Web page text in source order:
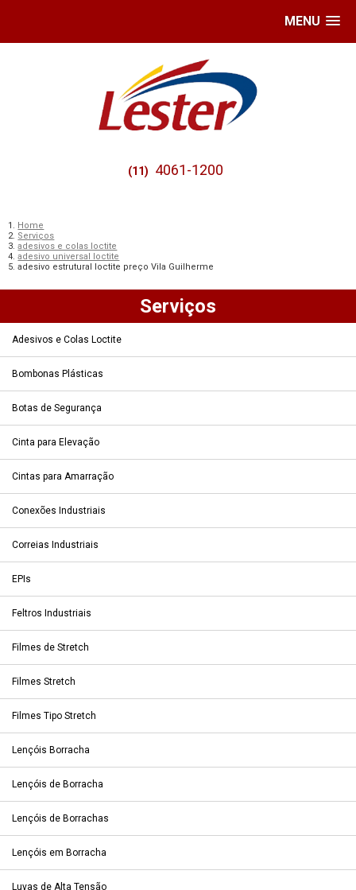
MENU
(11) 4061-1200
Home
Serviços
adesivos e colas loctite
adesivo universal loctite
adesivo estrutural loctite preço Vila Guilherme
Serviços
Adesivos e Colas Loctite
Bombonas Plásticas
Botas de Segurança
Cinta para Elevação
Cintas para Amarração
Conexões Industriais
Correias Industriais
EPIs
Feltros Industriais
Filmes de Stretch
Filmes Stretch
Filmes Tipo Stretch
Lençóis Borracha
Lençóis de Borracha
Lençóis de Borrachas
Lençóis em Borracha
Luvas de Alta Tensão